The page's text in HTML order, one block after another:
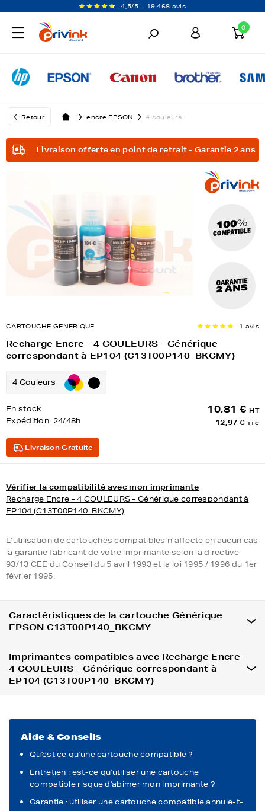
4,5/5 - 19 468 avis
0
Retour encre EPSON 4 couleurs
Livraison offerte en point de retrait - Garantie 2 ans
CARTOUCHE GENERIQUE 1 avis
Recharge Encre - 4 COULEURS - Générique
correspondant à EP104 (C13T00P140_BKCMY)
4 Couleurs
En stock
Expédition: 24/48h
10,81 € HT
12,97 € TTC
Livraison Gratuite
Vérifier la compatibilité avec mon imprimante
Recharge Encre - 4 COULEURS - Générique correspondant à
EP104 (C13T00P140_BKCMY)
L’utilisation de cartouches compatibles n’affecte en aucun cas
la garantie fabricant de votre imprimante selon la directive
93/13 CEE du Conseil du 5 avril 1993 et la loi 1995 / 1996 du 1er
février 1995.
Caractéristiques de la cartouche Générique
EPSON C13T00P140_BKCMY
Imprimantes compatibles avec Recharge Encre -
4 COULEURS - Générique correspondant à
EP104 (C13T00P140_BKCMY)
Aide & Conseils
Qu'est ce qu'une cartouche compatible ?
Entretien : est-ce qu'utiliser une cartouche
compatible risque d'abimer mon imprimante ?
Garantie : utiliser une cartouche compatible annule-t-